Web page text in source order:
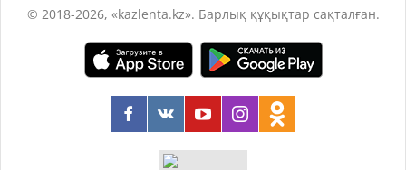
© 2018-2026, «kazlenta.kz». Барлық құқықтар сақталған.